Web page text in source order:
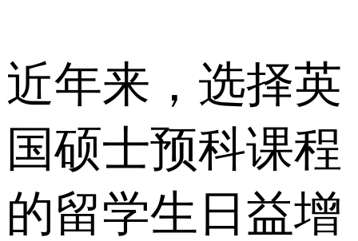
近年来，选择英
国硕士预科课程
的留学生日益增